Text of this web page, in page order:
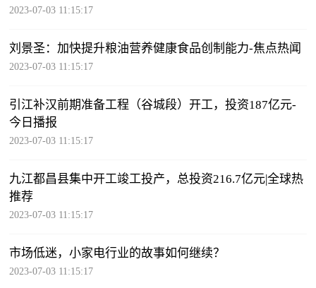
2023-07-03 11:15:17
刘景圣：加快提升粮油营养健康食品创制能力-焦点热闻
2023-07-03 11:15:17
引江补汉前期准备工程（谷城段）开工，投资187亿元-
今日播报
2023-07-03 11:15:17
九江都昌县集中开工竣工投产，总投资216.7亿元|全球热
推荐
2023-07-03 11:15:17
市场低迷，小家电行业的故事如何继续？
2023-07-03 11:15:17